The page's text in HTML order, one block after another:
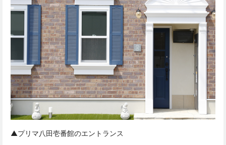
▲プリマ八田壱番館のエントランス